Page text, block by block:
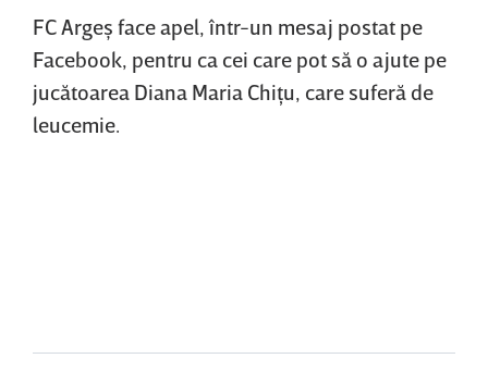
FC Argeş face apel, într-un mesaj postat pe
Facebook, pentru ca cei care pot să o ajute pe
jucătoarea Diana Maria Chiţu, care suferă de
leucemie.